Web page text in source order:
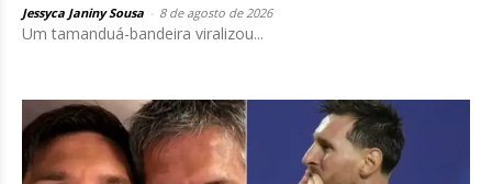
Jessyca Janiny Sousa 8 de agosto de 2026
Um tamanduá-bandeira viralizou...